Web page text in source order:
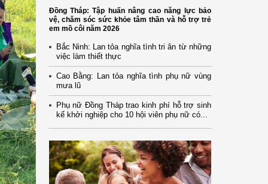
Đồng Tháp: Tập huấn nâng cao năng lực bảo
vệ, chăm sóc sức khỏe tâm thần và hỗ trợ trẻ
em mồ côi năm 2026
Bắc Ninh: Lan tỏa nghĩa tình tri ân từ những
việc làm thiết thực
Cao Bằng: Lan tỏa nghĩa tình phụ nữ vùng
mưa lũ
Phụ nữ Đồng Tháp trao kinh phí hỗ trợ sinh
kế khởi nghiệp cho 10 hội viên phụ nữ có...